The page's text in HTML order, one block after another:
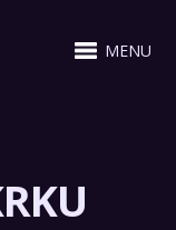
MENU